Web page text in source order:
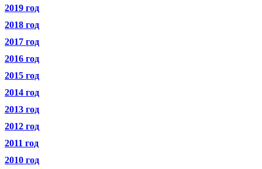
2019 год
2018 год
2017 год
2016 год
2015 год
2014 год
2013 год
2012 год
2011 год
2010 год